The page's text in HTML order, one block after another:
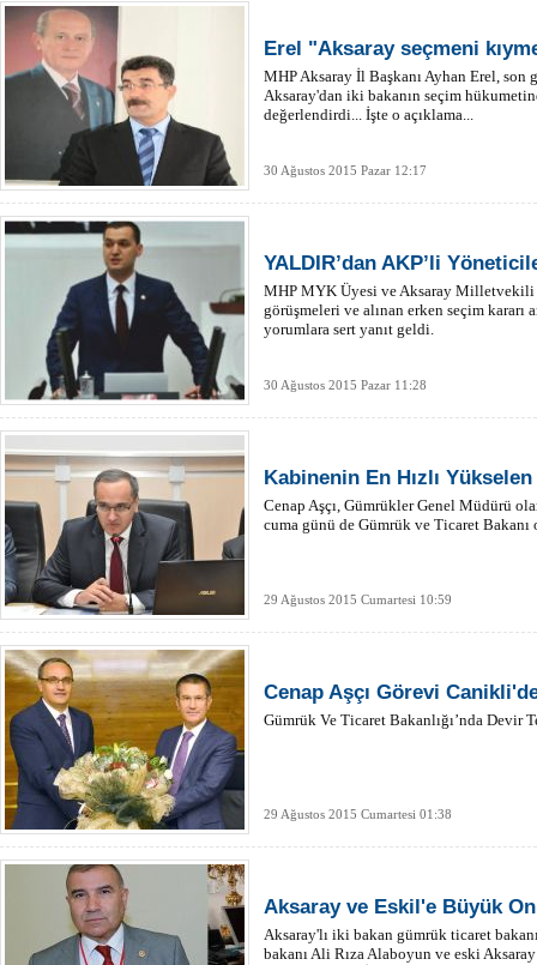
Erel "Aksaray seçmeni
MHP Aksaray İl Başkanı Ayhan Erel, son
Aksaray'dan iki bakanın seçim
değerlendirdi... İşte o açıklama...
30 Ağustos 2015 Pazar 12:17
YALDIR’dan AKP’li
MHP MYK Üyesi ve Aksaray Milletvekili
görüşmeleri ve alınan erken seçim kararı
yorumlara sert yanıt geldi.
30 Ağustos 2015 Pazar 11:28
Kabinenin En Hızlı Yükselen
Cenap Aşçı, Gümrükler Genel Müdürü
cuma günü de Gümrük ve Ticaret Bakanı
29 Ağustos 2015 Cumartesi 10:59
Cenap Aşçı Görevi
Gümrük Ve Ticaret Bakanlığı’nda Devir
29 Ağustos 2015 Cumartesi 01:38
Aksaray ve Eskil'e Büyük
Aksaray'lı iki bakan gümrük ticaret
bakanı Ali Rıza Alaboyun ve eski